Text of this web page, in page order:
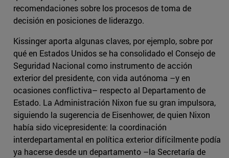
recomendaciones sobre los procesos de toma de
decisión en posiciones de liderazgo.
Kissinger aporta algunas claves, por ejemplo, sobre por
qué en Estados Unidos se ha consolidado el Consejo de
Seguridad Nacional como instrumento de acción
exterior del presidente, con vida autónoma –y en
ocasiones conflictiva– respecto al Departamento de
Estado. La Administración Nixon fue su gran impulsora,
siguiendo la sugerencia de Eisenhower, de quien Nixon
había sido vicepresidente: la coordinación
interdepartamental en política exterior difícilmente podía
ya hacerse desde un departamento –la Secretaría de